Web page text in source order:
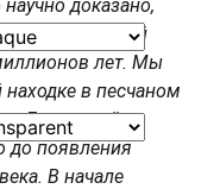
доказано,
Ленинградской
лет. Мы
находке в песчаном
Девонский
до появления
В начале